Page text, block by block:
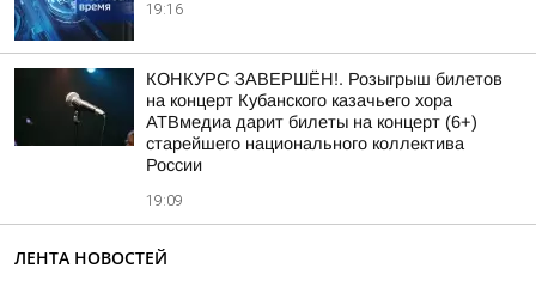
19:16
КОНКУРС ЗАВЕРШЁН!. Розыгрыш билетов
на концерт Кубанского казачьего хора
АТВмедиа дарит билеты на концерт (6+)
старейшего национального коллектива
России
19:09
ЛЕНТА НОВОСТЕЙ